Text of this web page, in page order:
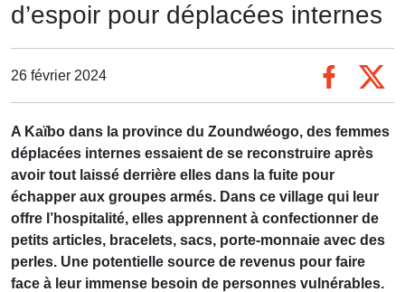
d’espoir pour déplacées internes
26 février 2024
A Kaïbo dans la province du Zoundwéogo, des femmes
déplacées internes essaient de se reconstruire après
avoir tout laissé derrière elles dans la fuite pour
échapper aux groupes armés. Dans ce village qui leur
offre l’hospitalité, elles apprennent à confectionner de
petits articles, bracelets, sacs, porte-monnaie avec des
perles. Une potentielle source de revenus pour faire
face à leur immense besoin de personnes vulnérables.